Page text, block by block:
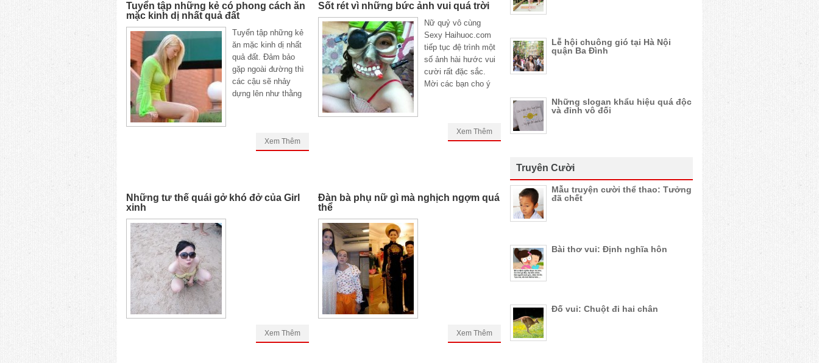
Tuyển tập những kẻ có phong cách ăn
mặc kinh dị nhất quả đất
Tuyển tập những kẻ
ăn mặc kinh dị nhất
quả đất. Đảm bảo
gặp ngoài đường thì
các cậu sẽ nhảy
dựng lên như thằng
Xem Thêm
Sốt rét vì những bức ảnh vui quá trời
Nữ quỷ vô cùng
Sexy Haihuoc.com
tiếp tục đệ trình một
số ảnh hài hước vui
cười rất đặc sắc.
Mời các bạn cho ý
Xem Thêm
Những tư thế quái gở khó đở của Girl
xinh
Xem Thêm
Đàn bà phụ nữ gì mà nghịch ngợm quá
thể
Xem Thêm
Lễ hội chuông gió tại Hà Nội
quận Ba Đình
Những slogan khẩu hiệu quá độc
và đỉnh vô đối
Truyên Cười
Mẫu truyện cười thể thao: Tưởng
đã chết
Bài thơ vui: Định nghĩa hôn
Đố vui: Chuột đi hai chân